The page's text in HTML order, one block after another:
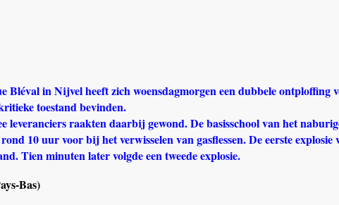
Bléval in Nijvel heeft zich woensdagmorgen een dubbele
toestand bevinden.
leveranciers raakten daarbij gewond. De basisschool van het
10 uur voor bij het verwisselen van gasflessen. De eerste
Tien minuten later volgde een tweede explosie.
Bas)